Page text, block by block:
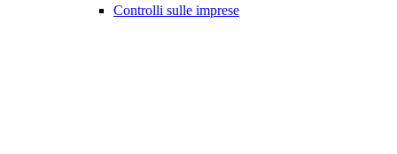
Controlli sulle imprese